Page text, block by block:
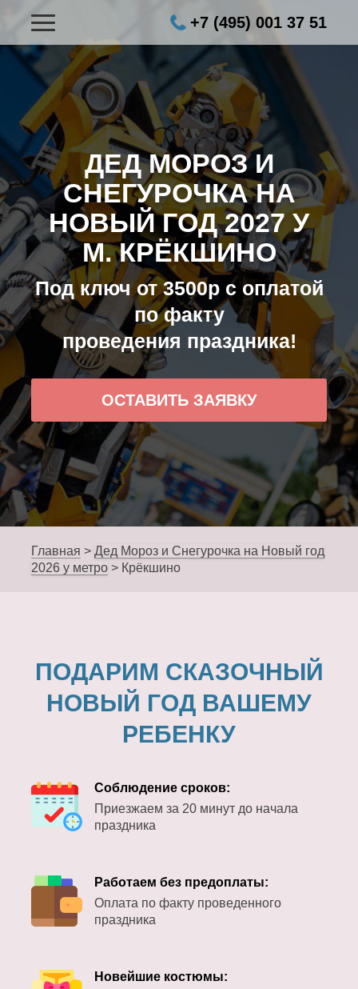
+7 (495) 001 37 51
ДЕД МОРОЗ И
СНЕГУРОЧКА НА
НОВЫЙ ГОД 2027 У
М. КРЁКШИНО
Под ключ от 3500р с оплатой
по факту
проведения праздника!
ОСТАВИТЬ ЗАЯВКУ
Главная > Дед Мороз и Снегурочка на Новый год
2026 у метро > Крёкшино
ПОДАРИМ СКАЗОЧНЫЙ
НОВЫЙ ГОД ВАШЕМУ
РЕБЕНКУ
Соблюдение сроков:
Приезжаем за 20 минут до начала
праздника
Работаем без предоплаты:
Оплата по факту проведенного
праздника
Новейшие костюмы: